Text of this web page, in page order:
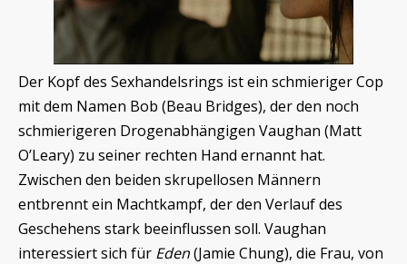
Der Kopf des Sexhandelsrings ist ein schmieriger Cop
mit dem Namen Bob (Beau Bridges), der den noch
schmierigeren Drogenabhängigen Vaughan (Matt
O’Leary) zu seiner rechten Hand ernannt hat.
Zwischen den beiden skrupellosen Männern
entbrennt ein Machtkampf, der den Verlauf des
Geschehens stark beeinflussen soll. Vaughan
interessiert sich für Eden(Jamie Chung), die Frau, von